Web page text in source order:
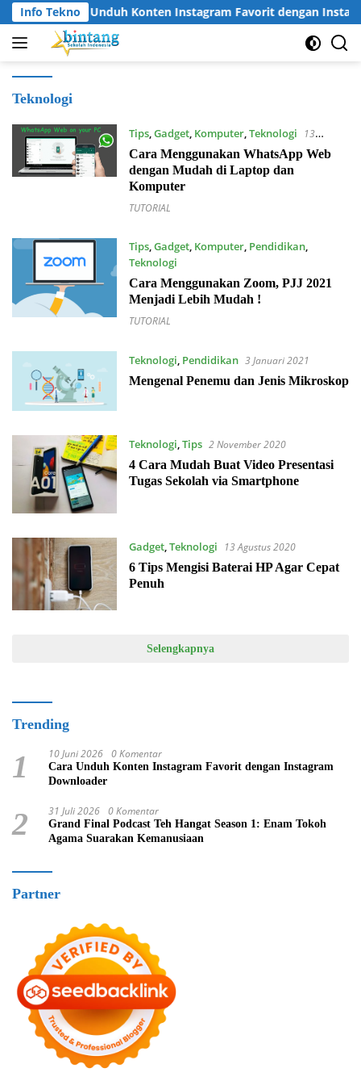
Langsung
ke
konten
Info TeknoCara Unduh Konten Instagram Favorit dengan
Teknologi
Tips,Gadget, Komputer,Teknologi
13
Agustus 2021
Cara Menggunakan WhatsApp Web
dengan Mudah di Laptop dan
Komputer
TUTORIAL
Tips,Gadget, Komputer, Pendidikan,
Teknologi
3 Agustus 2021
Cara Menggunakan Zoom, PJJ 2021
Menjadi Lebih Mudah !
TUTORIAL
Teknologi, Pendidikan 3 Januari 2021
Mengenal Penemu dan Jenis Mikroskop
Teknologi,Tips 2 November 2020
4 Cara Mudah Buat Video Presentasi
Tugas Sekolah via Smartphone
Gadget,Teknologi
13 Agustus 2020
6 Tips Mengisi Baterai HP Agar Cepat
Penuh
Selengkapnya
Trending
1 10 Juni 2026 0 Komentar
Cara Unduh Konten Instagram Favorit dengan Instagram
Downloader
2 31 Juli 2026 0 Komentar
Grand Final Podcast Teh Hangat Season 1: Enam Tokoh
Agama Suarakan Kemanusiaan
Partner